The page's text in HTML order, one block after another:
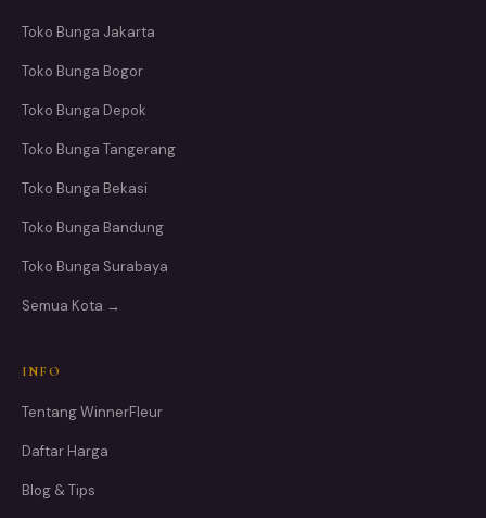
Toko Bunga Jakarta
Toko Bunga Bogor
Toko Bunga Depok
Toko Bunga Tangerang
Toko Bunga Bekasi
Toko Bunga Bandung
Toko Bunga Surabaya
Semua Kota →
INFO
Tentang WinnerFleur
Daftar Harga
Blog & Tips